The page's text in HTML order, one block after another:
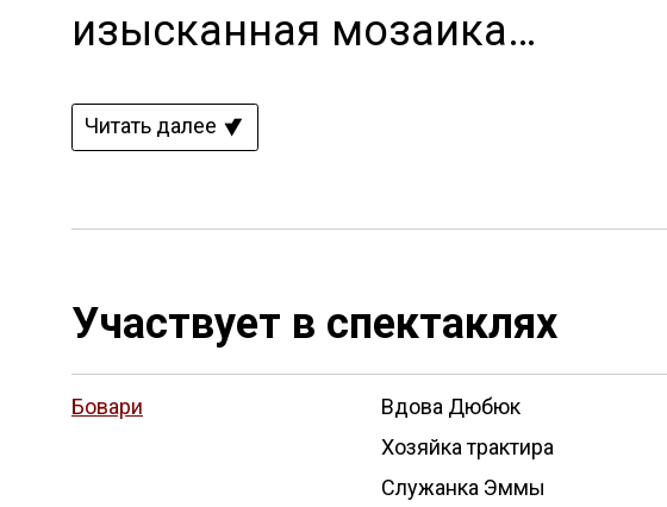
изысканная мозаика…
Читать далее
Участвует в спектаклях
Бовари
Вдова Дюбюк
Хозяйка трактира
Служанка Эммы